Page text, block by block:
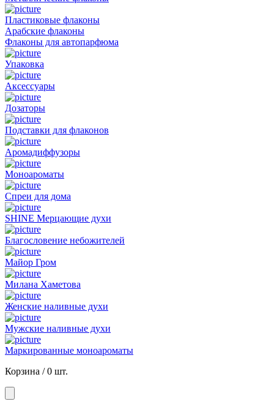
Пластиковые флаконы
Арабские флаконы
Флаконы для автопарфюма
Упаковка
Аксессуары
Дозаторы
Подставки для флаконов
Аромадиффузоры
Моноароматы
Спреи для дома
SHINE Мерцающие духи
Благословение небожителей
Майор Гром
Милана Хаметова
Женские наливные духи
Мужские наливные духи
Маркированные моноароматы
Корзина /0 шт.